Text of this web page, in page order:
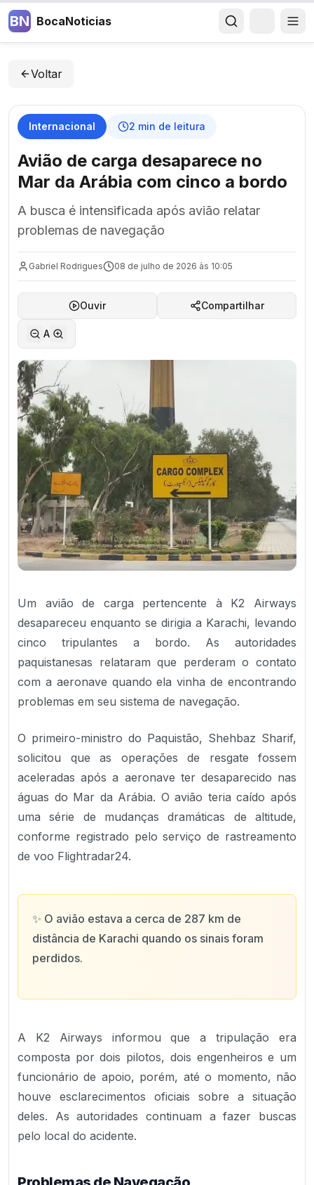
BN BocaNoticias
Voltar
Internacional 2 min de leitura
Avião de carga desaparece no
Mar da Arábia com cinco a bordo
A busca é intensificada após avião relatar
problemas de navegação
Gabriel Rodrigues 08 de julho de 2026 às 10:05
Ouvir Compartilhar
A
Um avião de carga pertencente à K2 Airways
desapareceu enquanto se dirigia a Karachi, levando
cinco tripulantes a bordo. As autoridades
paquistanesas relataram que perderam o contato
com a aeronave quando ela vinha de encontrando
problemas em seu sistema de navegação.
O primeiro-ministro do Paquistão, Shehbaz Sharif,
solicitou que as operações de resgate fossem
aceleradas após a aeronave ter desaparecido nas
águas do Mar da Arábia. O avião teria caído após
uma série de mudanças dramáticas de altitude,
conforme registrado pelo serviço de rastreamento
de voo Flightradar24.
✨ O avião estava a cerca de 287 km de
distância de Karachi quando os sinais foram
perdidos.
A K2 Airways informou que a tripulação era
composta por dois pilotos, dois engenheiros e um
funcionário de apoio, porém, até o momento, não
houve esclarecimentos oficiais sobre a situação
deles. As autoridades continuam a fazer buscas
pelo local do acidente.